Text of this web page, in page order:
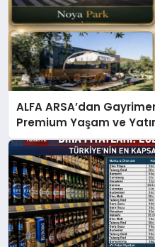
ALFA ARSA’dan
Premium Yaşam ve